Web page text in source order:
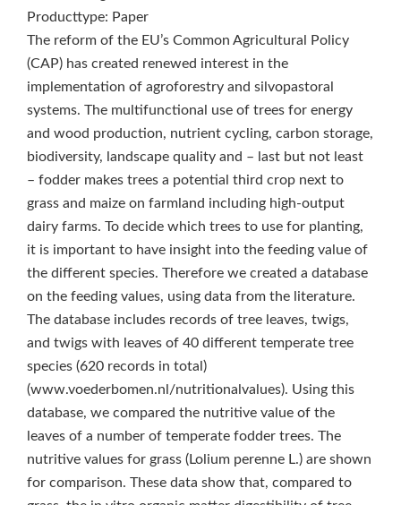
Producttype: Paper
The reform of the EU’s Common Agricultural Policy
(CAP) has created renewed interest in the
implementation of agroforestry and silvopastoral
systems. The multifunctional use of trees for energy
and wood production, nutrient cycling, carbon storage,
biodiversity, landscape quality and – last but not least
– fodder makes trees a potential third crop next to
grass and maize on farmland including high-output
dairy farms. To decide which trees to use for planting,
it is important to have insight into the feeding value of
the different species. Therefore we created a database
on the feeding values, using data from the literature.
The database includes records of tree leaves, twigs,
and twigs with leaves of 40 different temperate tree
species (620 records in total)
(www.voederbomen.nl/nutritionalvalues). Using this
database, we compared the nutritive value of the
leaves of a number of temperate fodder trees. The
nutritive values for grass (Lolium perenne L.) are shown
for comparison. These data show that, compared to